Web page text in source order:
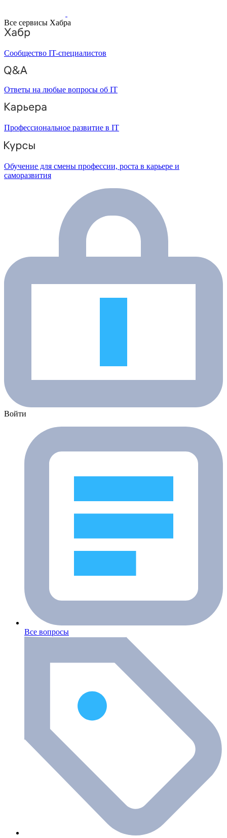
Все сервисы Хабра
Сообщество IT-специалистов
Ответы на любые вопросы об IT
Профессиональное развитие в IT
Обучение для смены профессии, роста в карьере и
саморазвития
Войти
Все вопросы